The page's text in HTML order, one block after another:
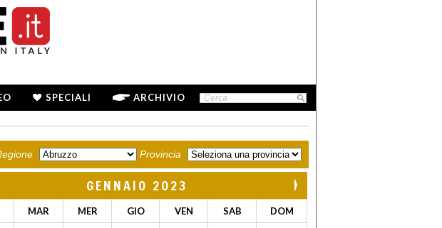
SPECIALI ARCHIVIO
Provincia
GENNAIO 2023
MAR MER GIO VEN SAB DOM